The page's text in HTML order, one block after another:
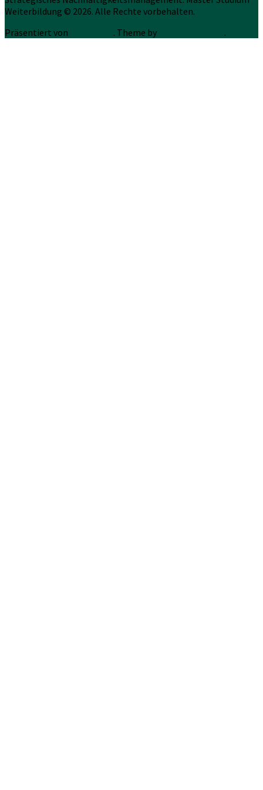
Weiterbildung © 2026. Alle Rechte vorbehalten.
Präsentiert von
. Theme by .